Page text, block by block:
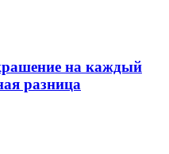
на каждый
разница